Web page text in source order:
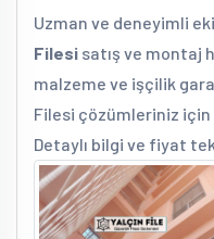
Uzman ve deneyimli
Filesi satış ve montaj
malzeme ve işçilik
Filesi çözümleriniz için
Detaylı bilgi ve fiyat